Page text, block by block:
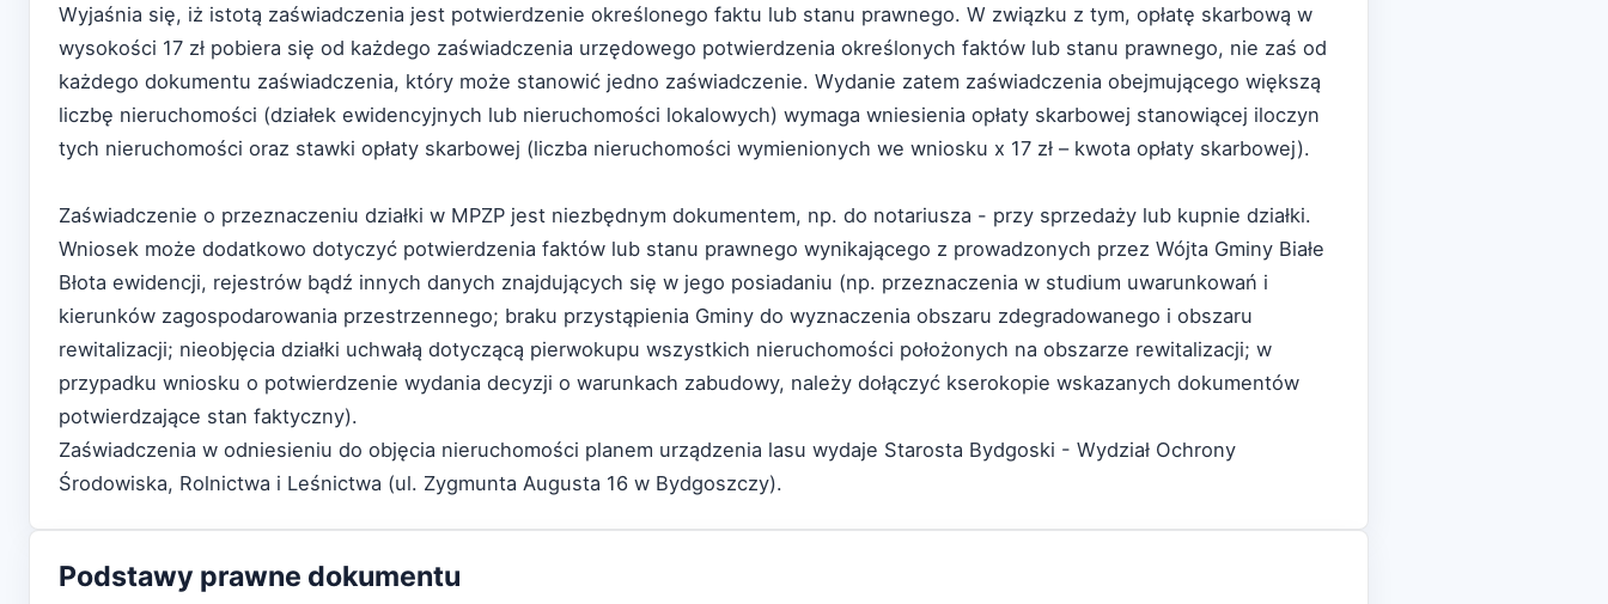
Wyjaśnia się, iż istotą zaświadczenia jest potwierdzenie określonego faktu lub stanu prawnego. W związku z tym, opłatę skarbową w
wysokości 17 zł pobiera się od każdego zaświadczenia urzędowego potwierdzenia określonych faktów lub stanu prawnego, nie zaś od
każdego dokumentu zaświadczenia, który może stanowić jedno zaświadczenie. Wydanie zatem zaświadczenia obejmującego większą
liczbę nieruchomości (działek ewidencyjnych lub nieruchomości lokalowych) wymaga wniesienia opłaty skarbowej stanowiącej iloczyn
tych nieruchomości oraz stawki opłaty skarbowej (liczba nieruchomości wymienionych we wniosku x 17 zł – kwota opłaty skarbowej).
Zaświadczenie o przeznaczeniu działki w MPZP jest niezbędnym dokumentem, np. do notariusza - przy sprzedaży lub kupnie działki.
Wniosek może dodatkowo dotyczyć potwierdzenia faktów lub stanu prawnego wynikającego z prowadzonych przez Wójta Gminy Białe
Błota ewidencji, rejestrów bądź innych danych znajdujących się w jego posiadaniu (np. przeznaczenia w studium uwarunkowań i
kierunków zagospodarowania przestrzennego; braku przystąpienia Gminy do wyznaczenia obszaru zdegradowanego i obszaru
rewitalizacji; nieobjęcia działki uchwałą dotyczącą pierwokupu wszystkich nieruchomości położonych na obszarze rewitalizacji; w
przypadku wniosku o potwierdzenie wydania decyzji o warunkach zabudowy, należy dołączyć kserokopie wskazanych dokumentów
potwierdzające stan faktyczny).
Zaświadczenia w odniesieniu do objęcia nieruchomości planem urządzenia lasu wydaje Starosta Bydgoski - Wydział Ochrony
Środowiska, Rolnictwa i Leśnictwa (ul. Zygmunta Augusta 16 w Bydgoszczy).
Podstawy prawne dokumentu